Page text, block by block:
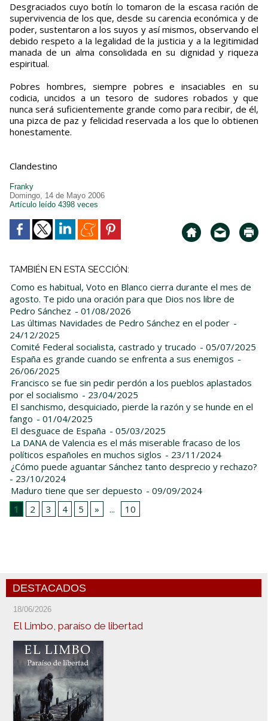
Desgraciados cuyo botín lo tomaron de la escasa ración de
supervivencia de los que, desde su carencia económica y de
poder, sustentaron a los suyos y así mismos, observando el
debido respeto a la legalidad de la justicia y a la legitimidad
manada de un alma consolidada en su dignidad y riqueza
espiritual.
Pobres hombres, siempre pobres e insaciables en su
codicia, uncidos a un tesoro de sudores robados y que
nunca será suficientemente grande como para recibir, de él,
una pizca de paz y felicidad reservada a los que lo obtienen
honestamente.
Clandestino
Franky
Domingo, 14 de Mayo 2006
Artículo leído 4398 veces
TAMBIÉN EN ESTA SECCIÓN:
Como es habitual, Voto en Blanco cierra durante el mes de
agosto. Te pido una oración para que Dios nos libre de
Pedro Sánchez - 01/08/2026
Las últimas Navidades de Pedro Sánchez en el poder -
24/12/2025
Comité Federal socialista, castrado y trucado - 05/07/2025
España es grande cuando se enfrenta a sus enemigos -
26/06/2025
Francisco se fue sin pedir perdón a los pueblos aplastados
por el socialismo - 23/04/2025
El sanchismo, desquiciado, pierde la razón y se hunde en el
fango - 01/04/2025
El desguace de España - 05/03/2025
La DANA de Valencia es el más miserable fracaso de los
políticos españoles en muchos siglos - 23/11/2024
¿Cómo puede aguantar Sánchez tanto desprecio y rechazo?
- 23/10/2024
Maduro tiene que ser depuesto - 09/09/2024
1
2 3 4 5 » ... 10
DESTACADOS
18/06/2026
El Limbo, paraíso de libertad